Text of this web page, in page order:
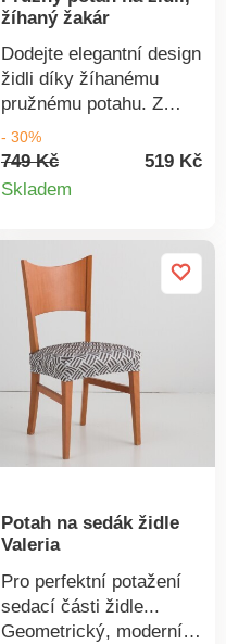
žíhaný žakár
Dodejte elegantní design
židli díky žíhanému
pružnému potahu. Z
pružného žíhaného
žakáru. Pro
celopotažení židle.
stáhne. Vyrobeno ve
Španělsku. Lze prát v
pračce.
- 30%
749 Kč
519 Kč
Skladem
Potah na sedák židle
Valeria
Pro perfektní potažení
sedací části židle...
Geometrický, moderní a